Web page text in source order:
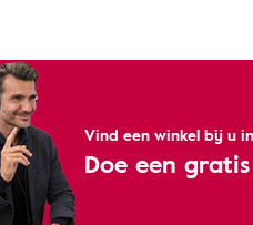
Vind een winkel bij u
Doe een